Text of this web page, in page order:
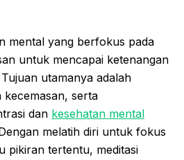
mental yang berfokus pada
untuk mencapai ketenangan
utamanya adalah
kecemasan, serta
dan kesehatan mental
melatih diri untuk fokus
pikiran tertentu, meditasi